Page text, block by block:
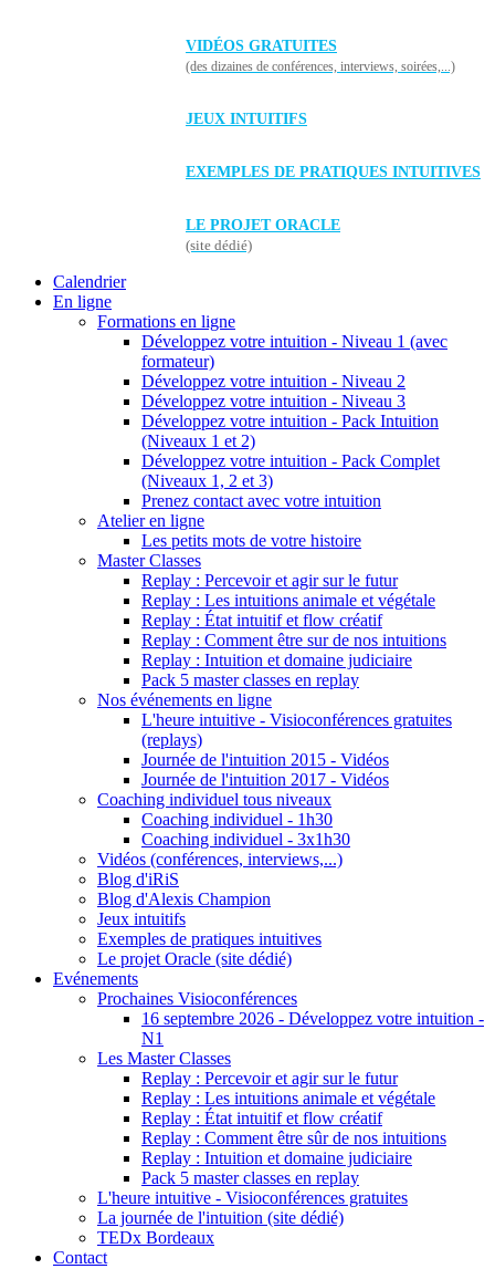
VIDÉOS GRATUITES
(des dizaines de conférences, interviews, soirées,...)
JEUX INTUITIFS
EXEMPLES DE PRATIQUES INTUITIVES
LE PROJET ORACLE
(site dédié)
Calendrier
En ligne
Formations en ligne
Développez votre intuition - Niveau 1 (avec
formateur)
Développez votre intuition - Niveau 2
Développez votre intuition - Niveau 3
Développez votre intuition - Pack Intuition
(Niveaux 1 et 2)
Développez votre intuition - Pack Complet
(Niveaux 1, 2 et 3)
Prenez contact avec votre intuition
Atelier en ligne
Les petits mots de votre histoire
Master Classes
Replay : Percevoir et agir sur le futur
Replay : Les intuitions animale et végétale
Replay : État intuitif et flow créatif
Replay : Comment être sur de nos intuitions
Replay : Intuition et domaine judiciaire
Pack 5 master classes en replay
Nos événements en ligne
L'heure intuitive - Visioconférences gratuites
(replays)
Journée de l'intuition 2015 - Vidéos
Journée de l'intuition 2017 - Vidéos
Coaching individuel tous niveaux
Coaching individuel - 1h30
Coaching individuel - 3x1h30
Vidéos (conférences, interviews,...)
Blog d'iRiS
Blog d'Alexis Champion
Jeux intuitifs
Exemples de pratiques intuitives
Le projet Oracle (site dédié)
Evénements
Prochaines Visioconférences
16 septembre 2026 - Développez votre intuition -
N1
Les Master Classes
Replay : Percevoir et agir sur le futur
Replay : Les intuitions animale et végétale
Replay : État intuitif et flow créatif
Replay : Comment être sûr de nos intuitions
Replay : Intuition et domaine judiciaire
Pack 5 master classes en replay
L'heure intuitive - Visioconférences gratuites
La journée de l'intuition (site dédié)
TEDx Bordeaux
Contact